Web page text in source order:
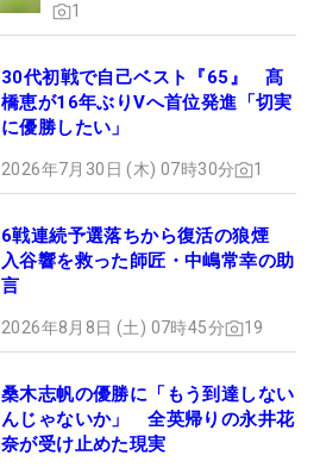
1
30代初戦で自己ベスト『65』 髙
橋恵が16年ぶりVへ首位発進「切実
に優勝したい」
2026年7月30日 (木) 07時30分 1
6戦連続予選落ちから復活の狼煙
入谷響を救った師匠・中嶋常幸の助
言
2026年8月8日 (土) 07時45分 19
桑木志帆の優勝に「もう到達しない
んじゃないか」 全英帰りの永井花
奈が受け止めた現実